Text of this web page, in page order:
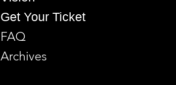
Get Your Ticket
FAQ
Archives